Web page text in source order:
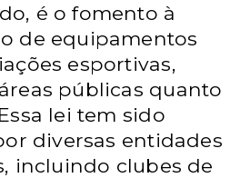
é o fomento à
de equipamentos
esportivas,
públicas quanto
lei tem sido
diversas entidades
incluindo clubes de